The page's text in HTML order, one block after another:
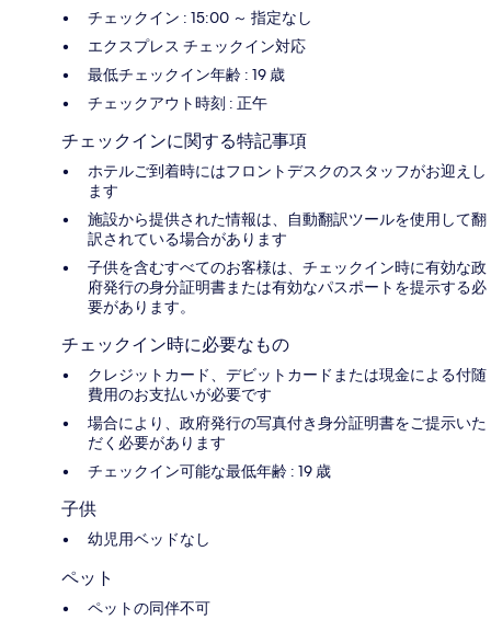
チェックイン : 15:00 ～ 指定なし
エクスプレス チェックイン対応
最低チェックイン年齢 : 19 歳
チェックアウト時刻 : 正午
チェックインに関する特記事項
ホテルご到着時にはフロントデスクのスタッフがお迎えし
ます
施設から提供された情報は、自動翻訳ツールを使用して翻
訳されている場合があります
子供を含むすべてのお客様は、チェックイン時に有効な政
府発行の身分証明書または有効なパスポートを提示する必
要があります。
チェックイン時に必要なもの
クレジットカード、デビットカードまたは現金による付随
費用のお支払いが必要です
場合により、政府発行の写真付き身分証明書をご提示いた
だく必要があります
チェックイン可能な最低年齢 : 19 歳
子供
幼児用ベッドなし
ペット
ペットの同伴不可